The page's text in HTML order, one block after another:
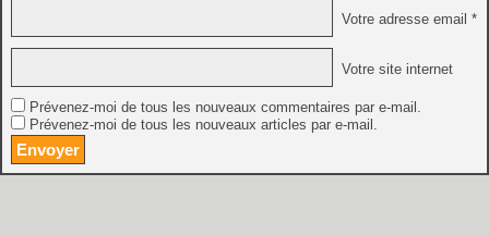
Votre adresse email *
Votre site internet
Prévenez-moi de tous les nouveaux commentaires par e-mail.
Prévenez-moi de tous les nouveaux articles par e-mail.